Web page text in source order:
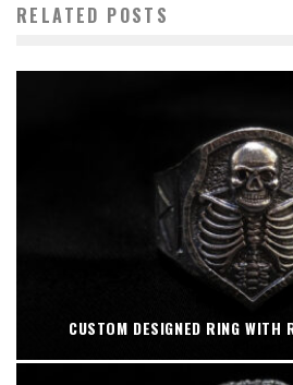
RELATED POSTS
CUSTOM DESIGNED RING WITH